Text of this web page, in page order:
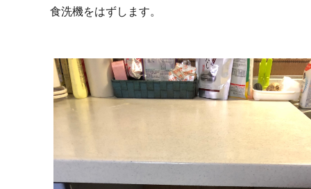
食洗機をはずします。